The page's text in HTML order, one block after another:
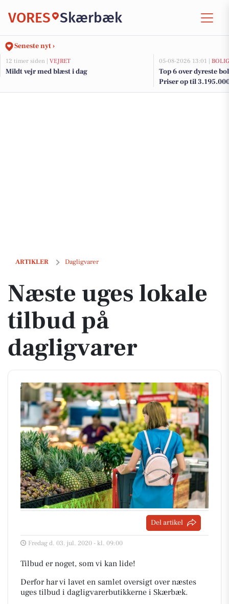
VORES Skærbæk
Seneste nyt ›
12 timer siden | VEJRET
Mildt vejr med blæst i dag
05-08-2026 13:01 |
Top 6 over dyreste
Priser op til
ARTIKLER Dagligvarer
Næste uges lokale tilbud på dagligvarer
Næste uges lokale
tilbud på
dagligvarer
Del artikel
Fredag d. 03. jul. 2020 - kl. 09:00
Tilbud er noget, som vi kan lide!
Derfor har vi lavet en samlet oversigt over næstes
uges tilbud i dagligvarerbutikkerne i Skærbæk.